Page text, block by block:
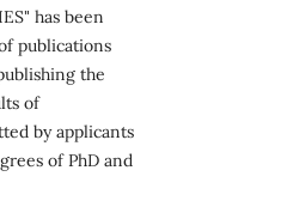
has been
publications
the
of
by applicants
of PhD and